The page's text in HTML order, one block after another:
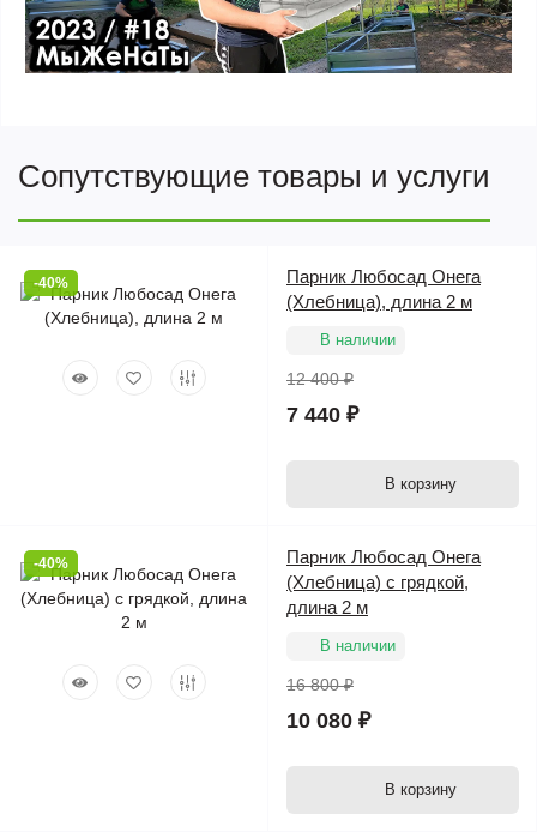
Сопутствующие товары и услуги
-40%
Парник Любосад Онега
(Хлебница), длина 2 м
В наличии
12 400 ₽
7 440 ₽
В корзину
-40%
Парник Любосад Онега
(Хлебница) с грядкой,
длина 2 м
В наличии
16 800 ₽
10 080 ₽
В корзину